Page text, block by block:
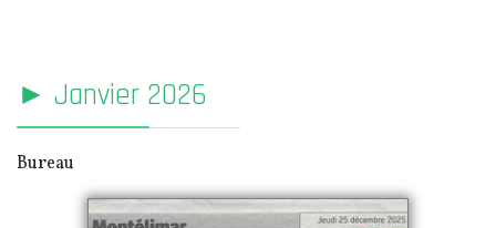
► Janvier 2026
Bureau